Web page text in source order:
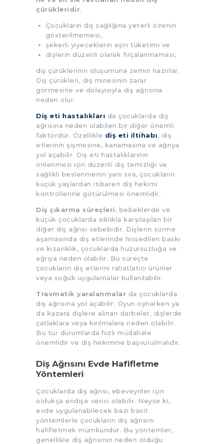
çürükleridir.
Çocukların diş sağlığına yeterli özenin
gösterilmemesi,
şekerli yiyeceklerin aşırı tüketimi ve
dişlerin düzenli olarak fırçalanmaması,
diş çürüklerinin oluşumuna zemin hazırlar.
Diş çürükleri, diş minesinin zarar
görmesine ve dolayısıyla diş ağrısına
neden olur.
Diş eti hastalıkları da çocuklarda diş
ağrısına neden olabilen bir diğer önemli
faktördür. Özellikle diş eti iltihabı, diş
etlerinin şişmesine, kanamasına ve ağrıya
yol açabilir. Diş eti hastalıklarının
önlenmesi için düzenli diş temizliği ve
sağlıklı beslenmenin yanı sıra, çocukların
küçük yaşlardan itibaren diş hekimi
kontrollerine götürülmesi önemlidir.
Diş çıkarma süreçleri, bebeklerde ve
küçük çocuklarda sıklıkla karşılaşılan bir
diğer diş ağrısı sebebidir. Dişlerin sürme
aşamasında diş etlerinde hissedilen baskı
ve kızarıklık, çocuklarda huzursuzluğa ve
ağrıya neden olabilir. Bu süreçte
çocukların diş etlerini rahatlatıcı ürünler
veya soğuk uygulamalar kullanılabilir.
Travmatik yaralanmalar da çocuklarda
diş ağrısına yol açabilir. Oyun oynarken ya
da kazara dişlere alınan darbeler, dişlerde
çatlaklara veya kırılmalara neden olabilir.
Bu tür durumlarda hızlı müdahale
önemlidir ve diş hekimine başvurulmalıdır.
Diş Ağrısını Evde Hafifletme
Yöntemleri
Çocuklarda diş ağrısı, ebeveynler için
oldukça endişe verici olabilir. Neyse ki,
evde uygulanabilecek bazı basit
yöntemlerle çocukların diş ağrısını
hafifletmek mümkündür. Bu yöntemler,
genellikle diş ağrısının neden olduğu